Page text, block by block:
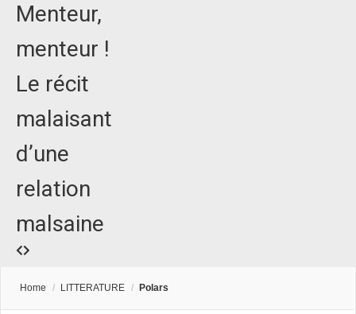
Menteur,
menteur !
Le récit
malaisant
d’une
relation
malsaine
Home / LITTERATURE / Polars